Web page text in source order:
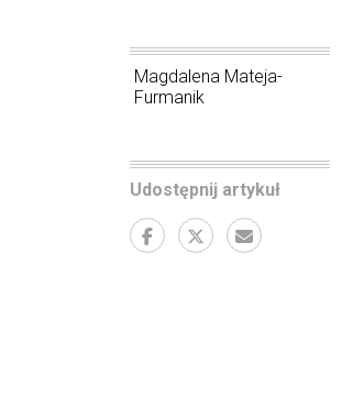
Magdalena Mateja-
Furmanik
Udostępnij artykuł